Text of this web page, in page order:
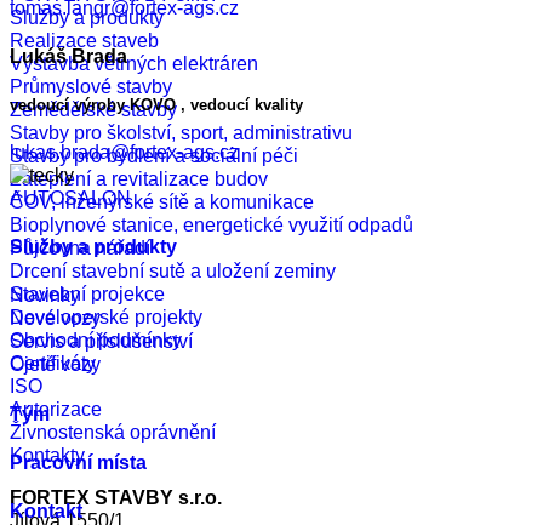
tomas.langr@fortex-ags.cz
Lukáš Brada
vedoucí výroby KOVO , vedoucí kvality
lukas.brada@fortex-ags.cz
AUTOSALON
Služby a produkty
Novinky
Nové vozy
Servis a příslušenství
Ojeté vozy
Tým
Pracovní místa
Kontakt
Služby a produkty
Realizace staveb
Výstavba větrných elektráren
Průmyslové stavby
Zemědělské stavby
Stavby pro školství, sport, administrativu
Stavby pro bydlení a sociální péči
Zateplení a revitalizace budov
ČOV, inženýrské sítě a komunikace
Bioplynové stanice, energetické využití odpadů
Půjčovna nářadí
Drcení stavební sutě a uložení zeminy
Stavební projekce
Developerské projekty
Obchodní podmínky
Certifikáty
ISO
Autorizace
Živnostenská oprávnění
Kontakty
FORTEX STAVBY s.r.o.
Jílová 1550/1